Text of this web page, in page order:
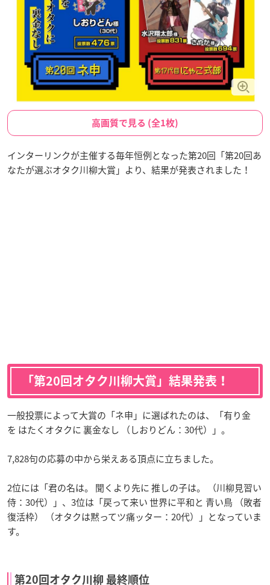
高画質で見る (全1枚)
インターリンクが主催する毎年恒例となった第20回「第20回あ
なたが選ぶオタク川柳大賞」より、結果が発表されました！
「第20回オタク川柳大賞」結果発表！
一般投票によって大賞の「ネ申」に選ばれたのは、「有り金
を はたくオタクに 裏金なし （しおりどん：30代）」。
7,828句の応募の中から栄えある頂点に立ちました。
2位には「君の名は。 聞くより先に 推しの子は。 （川柳見習い
侍：30代）」、3位は「戻って来い 世界に平和と 青い鳥 （敗者
復活枠） （オタクは黙ってツ痛ッター：20代）」となっていま
す。
第20回オタク川柳 最終順位